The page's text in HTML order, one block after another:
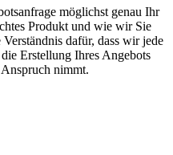
möglichst genau Ihr
Produkt und wie wir Sie
dafür, dass wir jede
Erstellung Ihres Angebots
nimmt.